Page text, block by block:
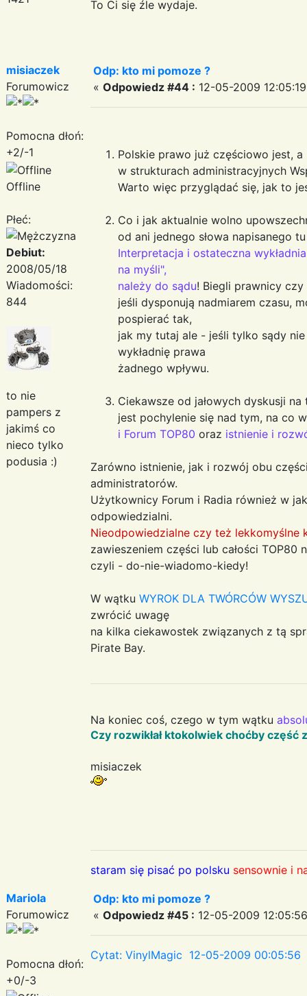
To Ci się źle wydaje.
misiaczek
Forumowicz
Pomocna dłoń:
+2/-1
Offline
Płeć:
Debiut:
2008/05/18
Wiadomości:
844
to nie
pampers z
jakimś co
nieco tylko
podusia :)
Odp: kto mi pomoze ?
« Odpowiedz #44 : 12-05-2009
Polskie prawo już częściowo jest,
w strukturach administracyjnych
Warto więc przyglądać się, jak to
Co i jak aktualnie wolno
od ani jednego słowa napisanego
Interpretacja i ostateczna
na myśli",
należy do sądu! Biegli prawnicy
jeśli dysponują nadmiarem czasu,
pospierać tak,
jak my tutaj ale - jeśli tylko sądy
wykładnię prawa
żadnego wpływu.
Ciekawsze od jałowych dyskusji
jest pochylenie się nad tym, na co
i Forum TOP80 oraz istnienie i
Zarówno istnienie, jak i rozwój obu
administratorów.
Użytkownicy Forum i Radia również w
odpowiedzialni.
Nieodpowiedzialne czy też lekkomyślne
zawieszeniem części lub całości
czyli - do-nie-wiadomo-kiedy!
W wątku WYROK DLA TWÓRCÓW
zwrócić uwagę
na kilka ciekawostek związanych z tą
Pirate Bay.
Na koniec coś, czego w tym wątku
Czy rozwikłał ktokolwiek choćby część
misiaczek
staram się pisać po polsku sensownie i
Mariola
Forumowicz
Pomocna dłoń:
+0/-3
Odp: kto mi pomoze ?
« Odpowiedz #45 : 12-05-2009
Cytat: VinylMagic 12-05-2009 00:05:56